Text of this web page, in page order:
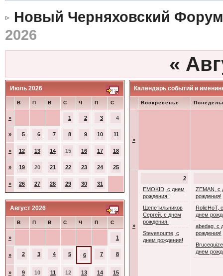
Новый Черняховский Форум
2026
«
Июль 2026
В П В С Ч П С
» 1 2 3 4
» 5 6 7 8 9 10 11
» 12 13 14 15 16 17 18
» 19 20 21 22 23 24 25
» 26 27 28 29 30 31
Август 2026
В П В С Ч П С
» 1
» 2 3 4 5 6 7 8
» 9 10 11 12 13 14 15
Календарь событий и
Воскресенье
»
»
2
EMOKID, с днем
рождения!
Щепетильников
Сергей, с днем
рождения!
Stevesoume, с
днем рождения!
ZEMAN, с
рождения!
RolicHoT, с
днем
abedag, с
рождения!
днем